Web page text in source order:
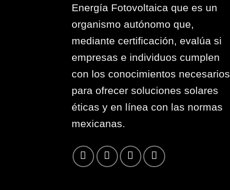
Energía Fotovoltaica que es un
organismo autónomo que,
mediante certificación, evalúa si
empresas e individuos cumplen
con los conocimientos necesarios
para ofrecer soluciones solares
éticas y en línea con las normas
mexicanas.